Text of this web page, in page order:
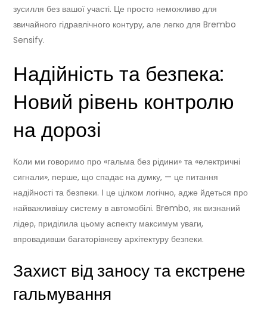
зусилля без вашої участі. Це просто неможливо для
звичайного гідравлічного контуру, але легко для Brembo
Sensify.
Надійність та безпека:
Новий рівень контролю
на дорозі
Коли ми говоримо про «гальма без рідини» та «електричні
сигнали», перше, що спадає на думку, — це питання
надійності та безпеки. І це цілком логічно, адже йдеться про
найважливішу систему в автомобілі. Brembo, як визнаний
лідер, приділила цьому аспекту максимум уваги,
впровадивши багаторівневу архітектуру безпеки.
Захист від заносу та екстрене
гальмування